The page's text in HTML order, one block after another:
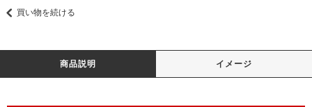
買い物を続ける
商品説明 イメージ